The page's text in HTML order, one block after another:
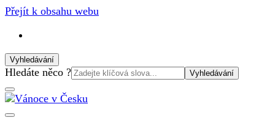
Přejít k obsahu webu
Vyhledávání
Vyhledat:
Hledáte něco ?